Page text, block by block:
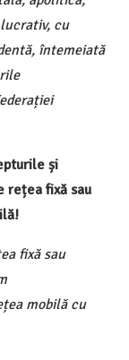
cu
întemeiată
și
rețea fixă sau
fixă sau
mobilă cu